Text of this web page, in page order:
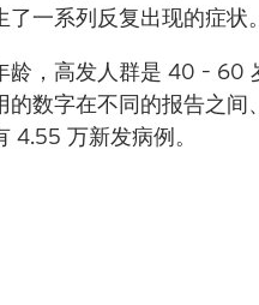
一系列反复出现的症状
龄，高发人群是40 – 60
的数字在不同的报告之
4.55万新发病例。